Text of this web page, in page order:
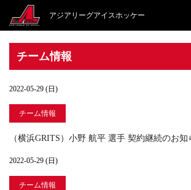
アジアリーグアイスホッケー
チーム情報
2022-05-29 (日)
チーム情報
（横浜GRITS）小野 航平 選手 契約継続のお知
2022-05-29 (日)
チーム情報